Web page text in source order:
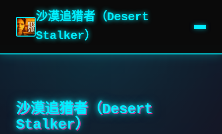
沙漠追猎者（Desert
Stalker）
沙漠追猎者（Desert
Stalker）